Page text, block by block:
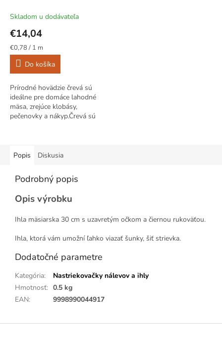
Skladom u dodávateľa
€14,04
Jednotková
cena:
€0,78 / 1 m
Do košíka
Prírodné hovädzie črevá sú
ideálne pre domáce lahodné
mäsa, zrejúce klobásy,
pečenovky a nákyp.Črevá sú
Popis Diskusia
Podrobný popis
Opis výrobku
Ihla mäsiarska 30 cm s uzavretým očkom a čiernou rukoväťou.
Ihla, ktorá vám umožní ľahko viazať šunky, šiť strievka.
Dodatočné parametre
Kategória:
Nastriekovačky nálevov a ihly
Hmotnosť: 0.5 kg
EAN: 9998990044917
Z